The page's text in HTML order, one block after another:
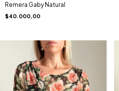
Remera Gaby Natural
$40.000,00